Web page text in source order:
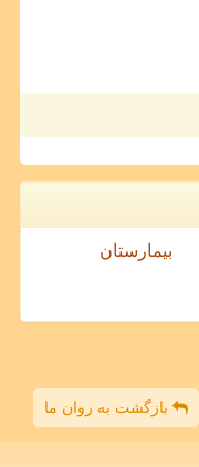
بیمارستان
بازگشت به روان ما